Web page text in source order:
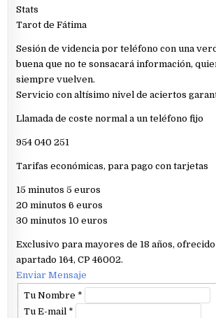
Stats
Tarot de Fátima
Sesión de videncia por teléfono con una
buena que no te sonsacará información,
siempre vuelven.
Servicio con altísimo nivel de aciertos
Llamada de coste normal a un teléfono fijo
954 040 251
Tarifas económicas, para pago con tarjetas
15 minutos 5 euros
20 minutos 6 euros
30 minutos 10 euros
Exclusivo para mayores de 18 años,
apartado 164, CP 46002.
Enviar Mensaje
Tu Nombre *
Tu E-mail *